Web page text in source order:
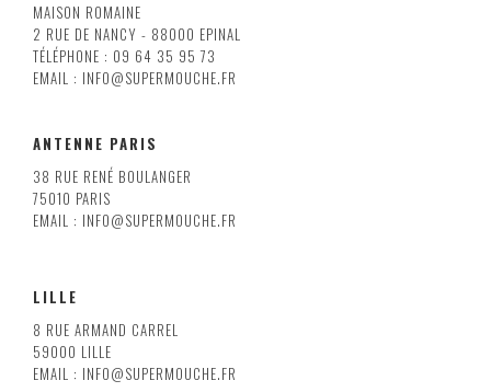
MAISON ROMAINE
2 RUE DE NANCY - 88000 EPINAL
TÉLÉPHONE : 09 64 35 95 73
EMAIL : INFO@SUPERMOUCHE.FR
ANTENNE PARIS
38 RUE RENÉ BOULANGER
75010 PARIS
EMAIL : INFO@SUPERMOUCHE.FR
LILLE
8 RUE ARMAND CARREL
59000 LILLE
EMAIL : INFO@SUPERMOUCHE.FR